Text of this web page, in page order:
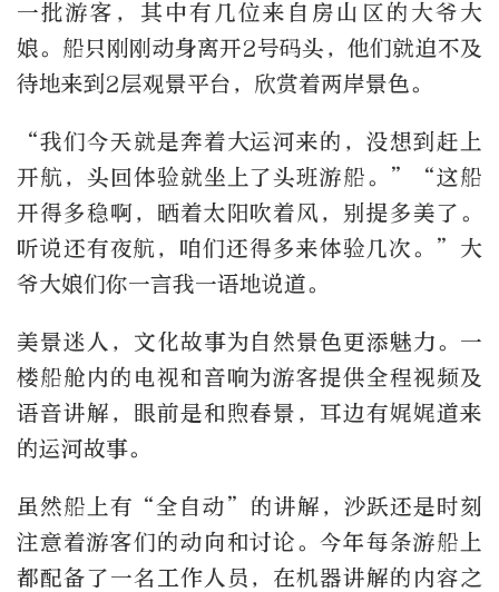
一批游客，其中有几位来自房山区的大爷大
娘。船只刚刚动身离开2号码头，他们就迫不及
待地来到2层观景平台，欣赏着两岸景色。
“我们今天就是奔着大运河来的，没想到赶上
开航，头回体验就坐上了头班游船。”“这船
开得多稳啊，晒着太阳吹着风，别提多美了。
听说还有夜航，咱们还得多来体验几次。”大
爷大娘们你一言我一语地说道。
美景迷人，文化故事为自然景色更添魅力。一
楼船舱内的电视和音响为游客提供全程视频及
语音讲解，眼前是和煦春景，耳边有娓娓道来
的运河故事。
虽然船上有“全自动”的讲解，沙跃还是时刻
注意着游客们的动向和讨论。今年每条游船上
都配备了一名工作人员，在机器讲解的内容之